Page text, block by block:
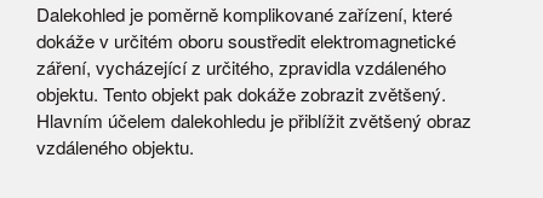
Dalekohled je poměrně komplikované zařízení, které
dokáže v určitém oboru soustředit elektromagnetické
záření, vycházející z určitého, zpravidla vzdáleného
objektu. Tento objekt pak dokáže zobrazit zvětšený.
Hlavním účelem dalekohledu je přiblížit zvětšený obraz
vzdáleného objektu.